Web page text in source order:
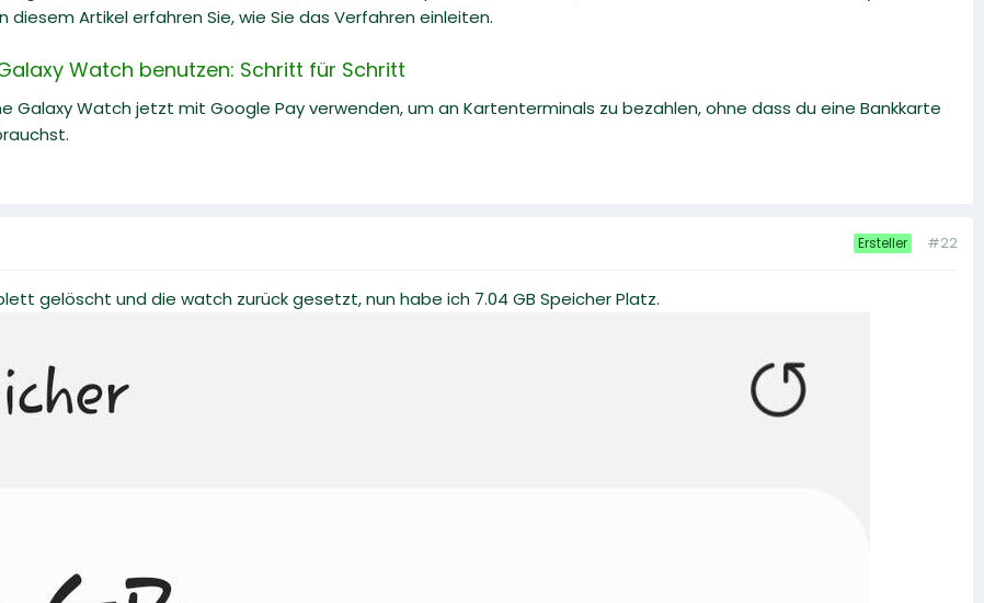
diesem Artikel erfahren Sie, wie Sie das Verfahren einleiten.
Watch benutzen: Schritt für Schritt
Galaxy Watch jetzt mit Google Pay verwenden, um an Kartenterminals zu bezahlen, ohne dass du eine Bankkarte
Ersteller #22
gelöscht und die watch zurück gesetzt, nun habe ich 7.04 GB Speicher Platz.